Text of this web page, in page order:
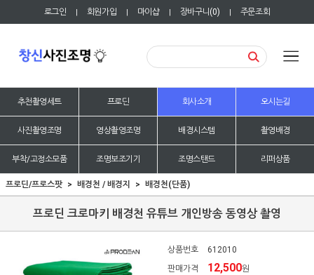
로그인 | 회원가입 | 마이샵 | 장바구니(0) | 주문조회
추천촬영세트 프로딘 회사소개 오시는길
사진촬영조명 영상촬영조명 배경시스템 촬영배경
부착/고정소모품 조명보조기기 조명스탠드 리퍼상품
프로딘/프로스팟 배경천 / 배경지 배경천(단품)
프로딘 크로마키 배경천 유튜브 개인방송 동영상 촬영
상품번호
612010
판매가격
12,500원